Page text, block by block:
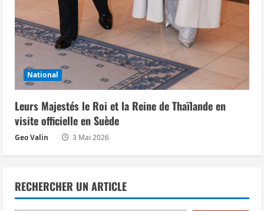
National
Leurs Majestés le Roi et la Reine de Thaïlande en
visite officielle en Suède
Geo Valin 3 Mai 2026
RECHERCHER UN ARTICLE